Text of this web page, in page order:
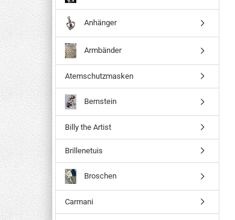
Anhänger
Armbänder
Atemschutzmasken
Bernstein
Billy the Artist
Brillenetuis
Broschen
Carmani